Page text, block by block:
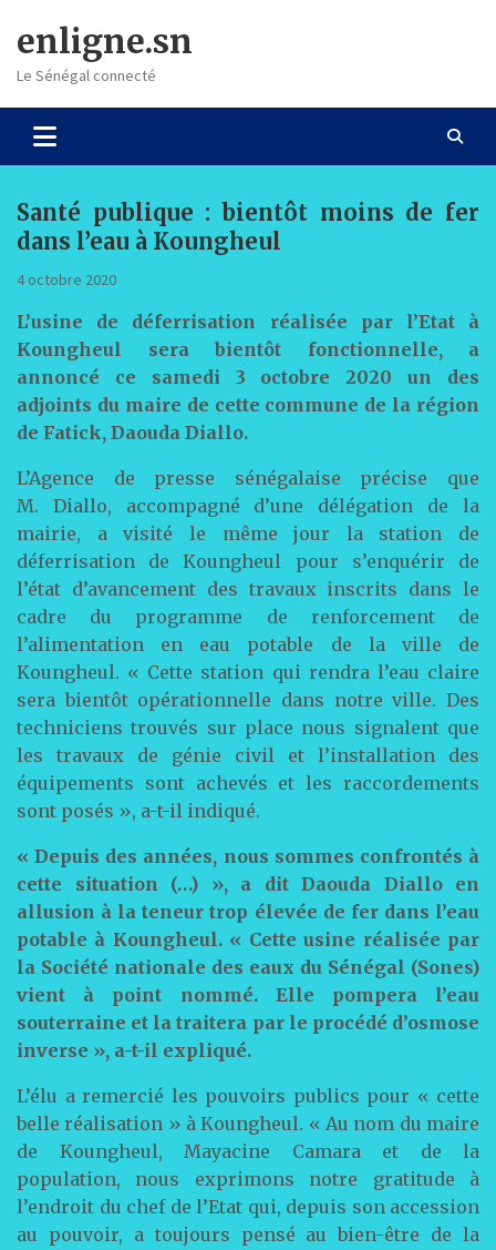
content
enligne.sn
Le Sénégal connecté
Santé publique : bientôt moins de fer
dans l’eau à Koungheul
4 octobre 2020
L’usine de déferrisation réalisée par l’Etat à
Koungheul sera bientôt fonctionnelle, a
annoncé ce samedi 3 octobre 2020 un des
adjoints du maire de cette commune de la région
de Fatick, Daouda Diallo.
L’Agence de presse sénégalaise précise que
M. Diallo, accompagné d’une délégation de la
mairie, a visité le même jour la station de
déferrisation de Koungheul pour s’enquérir de
l’état d’avancement des travaux inscrits dans le
cadre du programme de renforcement de
l’alimentation en eau potable de la ville de
Koungheul. « Cette station qui rendra l’eau claire
sera bientôt opérationnelle dans notre ville. Des
techniciens trouvés sur place nous signalent que
les travaux de génie civil et l’installation des
équipements sont achevés et les raccordements
sont posés », a-t-il indiqué.
« Depuis des années, nous sommes confrontés à
cette situation (…) », a dit Daouda Diallo en
allusion à la teneur trop élevée de fer dans l’eau
potable à Koungheul. « Cette usine réalisée par
la Société nationale des eaux du Sénégal (Sones)
vient à point nommé. Elle pompera l’eau
souterraine et la traitera par le procédé d’osmose
inverse », a-t-il expliqué.
L’élu a remercié les pouvoirs publics pour « cette
belle réalisation » à Koungheul. « Au nom du maire
de Koungheul, Mayacine Camara et de la
population, nous exprimons notre gratitude à
l’endroit du chef de l’Etat qui, depuis son accession
au pouvoir, a toujours pensé au bien-être de la